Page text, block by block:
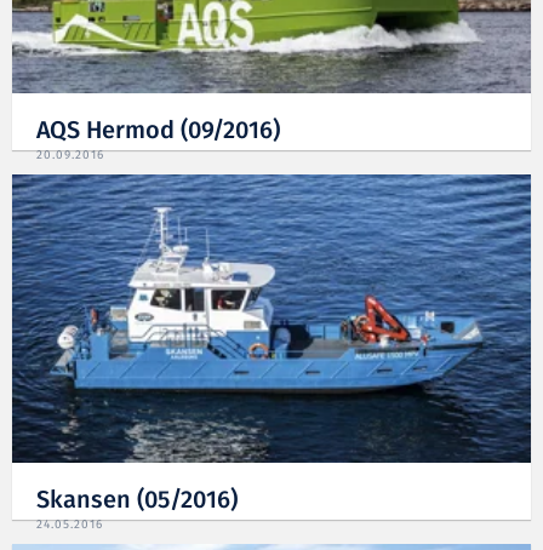
AQS Hermod (09/2016)
20.09.2016
Skansen (05/2016)
24.05.2016